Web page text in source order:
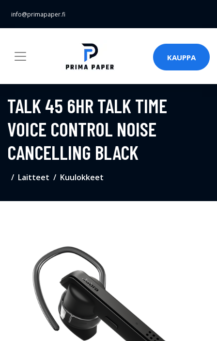
info@primapaper.fi
KAUPPA
TALK 45 6HR TALK TIME
VOICE CONTROL NOISE
CANCELLING BLACK
Laitteet Kuulokkeet